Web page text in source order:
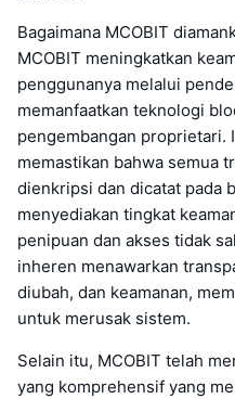
Bagaimana MCOBIT
MCOBIT meningkatkan
penggunanya melalui
memanfaatkan teknologi
pengembangan proprietari.
memastikan bahwa semua
dienkripsi dan dicatat pada
menyediakan tingkat
penipuan dan akses tidak
inheren menawarkan
diubah, dan keamanan,
untuk merusak sistem.
Selain itu, MCOBIT telah
yang komprehensif yang